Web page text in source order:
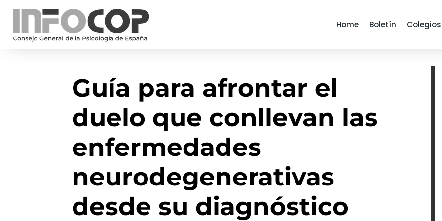
Home Boletín Colegios
Guía para afrontar el
duelo que conllevan las
enfermedades
neurodegenerativas
desde su diagnóstico